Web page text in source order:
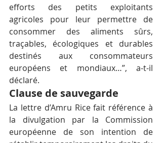
efforts des petits exploitants
agricoles pour leur permettre de
consommer des aliments sûrs,
traçables, écologiques et durables
destinés aux consommateurs
européens et mondiaux…”, a-t-il
déclaré.
Clause de sauvegarde
La lettre d’Amru Rice fait référence à
la divulgation par la Commission
européenne de son intention de